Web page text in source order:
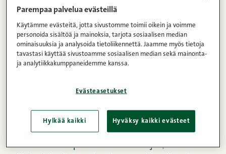
Uutiset
Rakkaat ystävät, tänään heräsin helpottuneena,
ylpeänä ja kiitollisena. Viime viikkoina
reagointikykyä on koeteltu. Horjahdimme, mutta
Elokuun lopussa Pietarsaaren toimipistettämme
koetteli useiden positiivisten tartuntojen,
Parempaa palvelua evästeillä
Käytämme evästeitä, jotta sivustomme toimii oikein ja voimme
personoida sisältöä ja mainoksia, tarjota sosiaalisen median
ominaisuuksia ja analysoida tietoliikennettä. Jaamme myös tietoja
tavastasi käyttää sivustoamme sosiaalisen median sekä mainonta-
ja analytiikkakumppaneidemme kanssa.
Evästeasetukset
Hylkää kaikki Hyväksy kaikki evästeet